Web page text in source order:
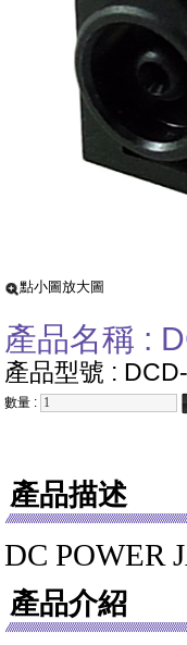
點小圖放大圖
產品名稱 :
產品型號 :
數量 :
產品描述
DC POWER
產品介紹